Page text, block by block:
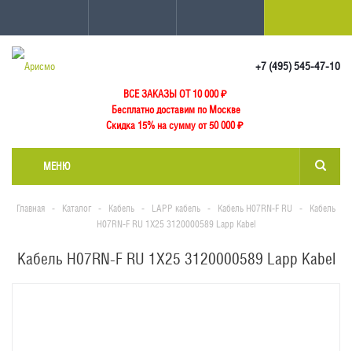
+7 (495) 545-47-10
ВСЕ ЗАКАЗЫ ОТ 10 000₽
Бесплатно доставим по Москве
Скидка 15% на сумму от 50 000 ₽
МЕНЮ
Главная - Каталог - Кабель - LAPP кабель - Кабель H07RN-F RU -
Кабель
H07RN-F RU 1X25 3120000589 Lapp Kabel
Кабель H07RN-F RU 1X25 3120000589 Lapp Kabel